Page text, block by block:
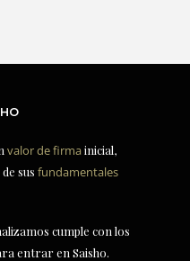
valor de firmainicial,
sus fundamentales
cumple con los
entrar en Saisho.